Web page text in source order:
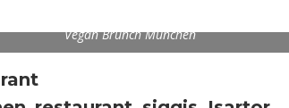
Vegan Brunch München